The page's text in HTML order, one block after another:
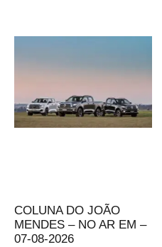
COLUNA DO JOÃO
MENDES – NO AR EM –
07-08-2026